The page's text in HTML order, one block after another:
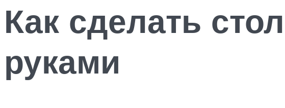
Как сделать
руками